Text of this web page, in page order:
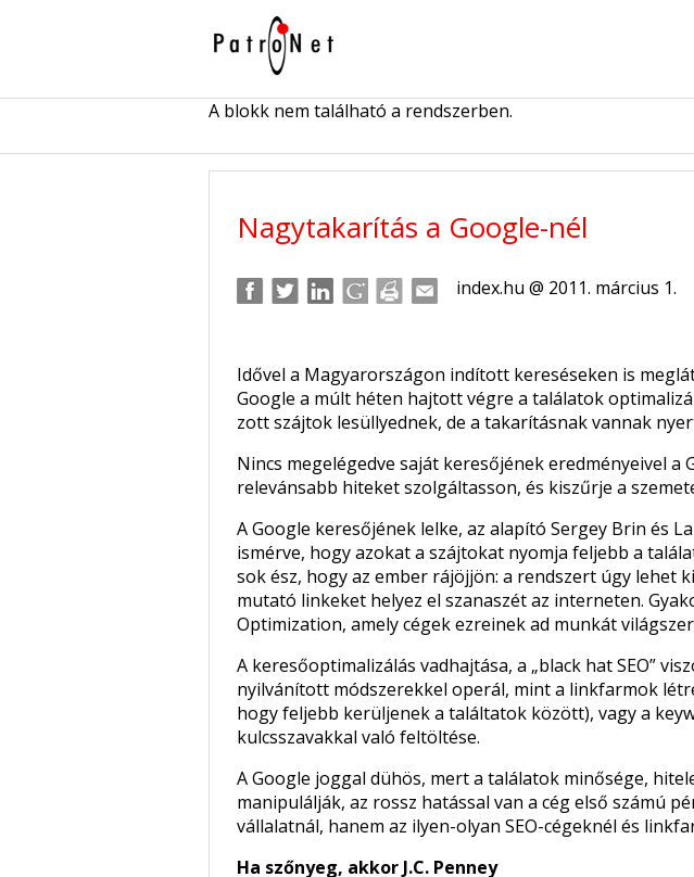
A blokk nem található a rendszerben.
Nagytakarítás a Google-nél
index.hu @ 2011. március 1.
Idővel a Magyarországon indított kereséseken is
Google a múlt héten hajtott végre a találatok
zott szájtok lesüllyednek, de a takarításnak vannak
Nincs megelégedve saját keresőjének eredményeivel
relevánsabb hiteket szolgáltasson, és kiszűrje a
A Google keresőjének lelke, az alapító Sergey Brin és
ismérve, hogy azokat a szájtokat nyomja feljebb a
sok ész, hogy az ember rájöjjön: a rendszert úgy
mutató linkeket helyez el szanaszét az interneten.
Optimization, amely cégek ezreinek ad munkát
A keresőoptimalizálás vadhajtása, a „black hat SEO”
nyilvánított módszerekkel operál, mint a linkfarmok
hogy feljebb kerüljenek a találtatok között), vagy a
kulcsszavakkal való feltöltése.
A Google joggal dühös, mert a találatok minősége,
manipulálják, az rossz hatással van a cég első számú
vállalatnál, hanem az ilyen-olyan SEO-cégeknél és
Ha szőnyeg, akkor J.C. Penney